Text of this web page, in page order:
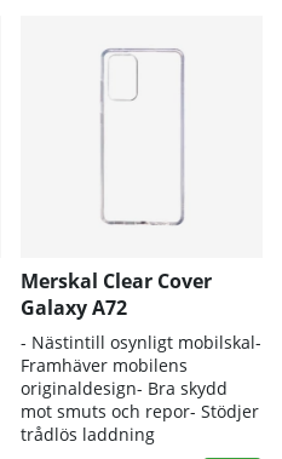
Merskal Clear Cover
Galaxy A72
- Nästintill osynligt mobilskal-
Framhäver mobilens
originaldesign- Bra skydd
mot smuts och repor- Stödjer
trådlös laddning